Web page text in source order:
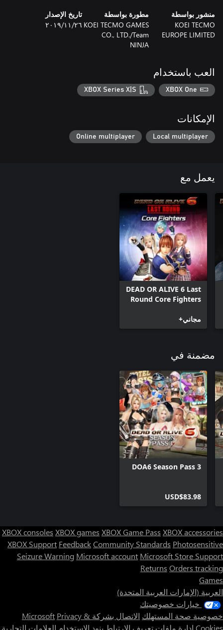
منشور بواسطة
KOEI TECMO
EUROPE LIMITED
مطورة بواسطة
KOEI TECMO GAMES
CO., LTD./Team
NINJA
تاريخ الإصدار
٢٦‏/١١‏/٢٠١٩
العب باستخدام
XBOX One
XBOX Series X|S
الإمكانات
Local multiplayer
Online multiplayer
يعمل مع
DEAD OR ALIVE 6 Last
Round Core Fighters
مجاني+
مضمنة في
DOA6 Season Pass 3
USD$83.98
XBOX consoles XBOX games XBOX Game Pass XBOX accessories
XBOX Support FeedbackCommunity Standards Photosensitive
Seizure Warning Microsoft account Microsoft Store Support
Returns Orders tracking
Games
العربية (الإمارات العربية المتحدة)
خيارات خصوصيتك
خصوصية صحة المستهلك الاتصال بشركة Microsoft Privacy &
Cookies إدارة ملفات تعريف الارتباط بنود الاستخدام العلامات التجارية